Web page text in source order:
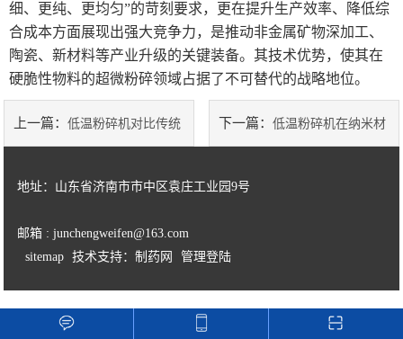
细、更纯、更均匀”的苛刻要求，更在提升生产效率、降低综
合成本方面展现出强大竞争力，是推动非金属矿物深加工、
陶瓷、新材料等产业升级的关键装备。其技术优势，使其在
硬脆性物料的超微粉碎领域占据了不可替代的战略地位。
上一篇：低温粉碎机对比传统 下一篇： 低温粉碎机在纳米材
地址：山东省济南市市中区袁庄工业园9号
邮箱 : junchengweifen@163.com
sitemap
技术支持：制药网 管理登陆